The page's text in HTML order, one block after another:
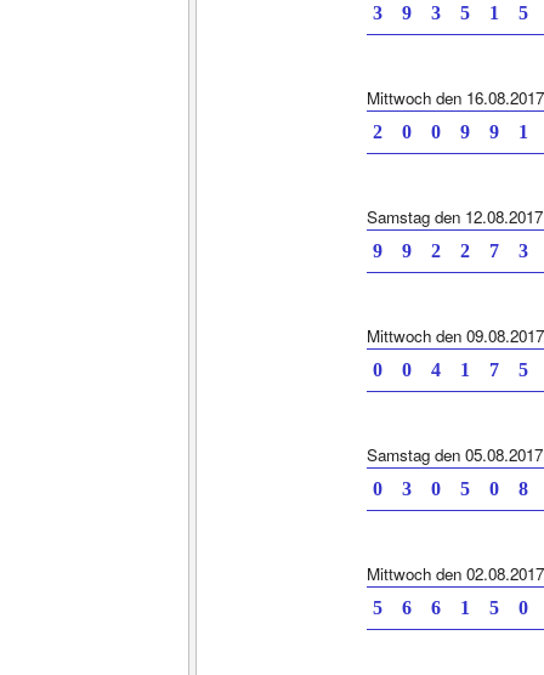
3 9 3 5 1 5
Mittwoch den 16.08.2017
2 0 0 9 9 1
Samstag den 12.08.2017
9 9 2 2 7 3
Mittwoch den 09.08.2017
0 0 4 1 7 5
Samstag den 05.08.2017
0 3 0 5 0 8
Mittwoch den 02.08.2017
5 6 6 1 5 0